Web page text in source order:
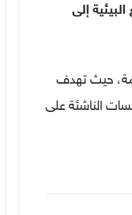
البيئية إلى
حيث تهدف
الناشئة على